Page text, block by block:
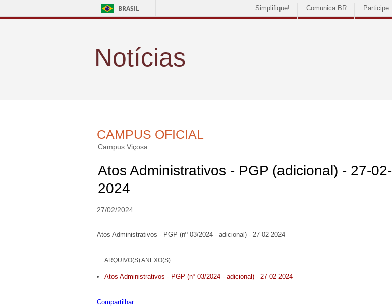
BRASIL Simplifique! Comunica BR Participe
Notícias
CAMPUS OFICIAL
Campus Viçosa
Atos Administrativos - PGP (adicional) - 27-02-
2024
27/02/2024
Atos Administrativos - PGP (nº 03/2024 - adicional) - 27-02-2024
ARQUIVO(S) ANEXO(S)
Atos Administrativos - PGP (nº 03/2024 - adicional) - 27-02-2024
Compartilhar